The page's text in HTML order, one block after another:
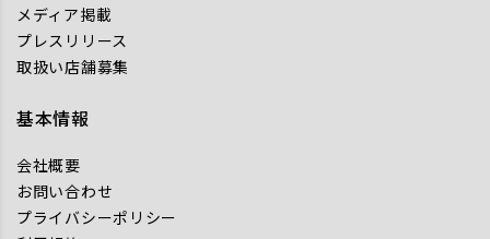
メディア掲載
プレスリリース
取扱い店舗募集
基本情報
会社概要
お問い合わせ
プライバシーポリシー